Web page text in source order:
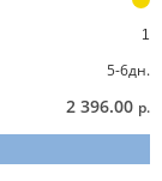
1
5-6дн.
2 396.00 р.